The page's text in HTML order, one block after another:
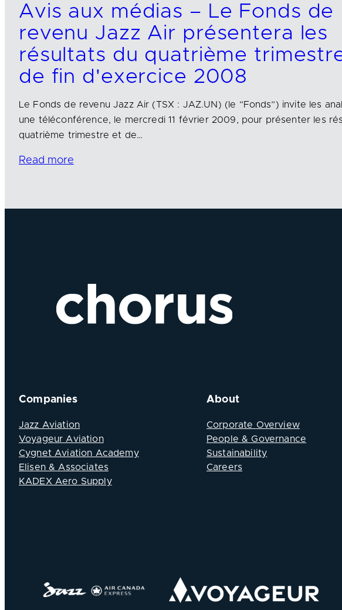
Avis aux médias – Le Fonds de
revenu Jazz Air présentera les
résultats du quatrième
de fin d'exercice 2008
Le Fonds de revenu Jazz Air (TSX : JAZ.UN) (le “Fonds”) invite les
une téléconférence, le mercredi 11 février 2009, pour présenter les
quatrième trimestre et de…
Read more
Companies
Jazz Aviation
Voyageur Aviation
Cygnet Aviation Academy
Elisen & Associates
KADEX Aero Supply
About
Corporate Overview
People & Governance
Sustainability
Careers